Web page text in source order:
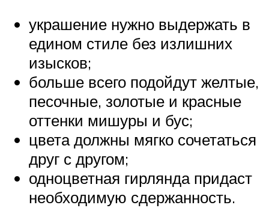
украшение нужно выдержать в
едином стиле без излишних
изысков;
больше всего подойдут желтые,
песочные, золотые и красные
оттенки мишуры и бус;
цвета должны мягко сочетаться
друг с другом;
одноцветная гирлянда придаст
необходимую сдержанность.